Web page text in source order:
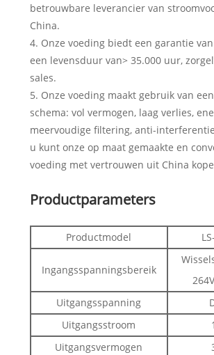
betrouwbare leverancier van
China.
4. Onze voeding biedt een garantie
een levensduur van> 35.000 uur,
sales.
5. Onze voeding maakt gebruik van
schema: vol vermogen, laag verlies,
meervoudige filtering, anti-
u kunt onze op maat gemaakte en
voeding met vertrouwen uit China
Productparameters
Productmodel
Ingangsspanningsbereik
Uitgangsspanning
Uitgangsstroom
Uitgangsvermogen